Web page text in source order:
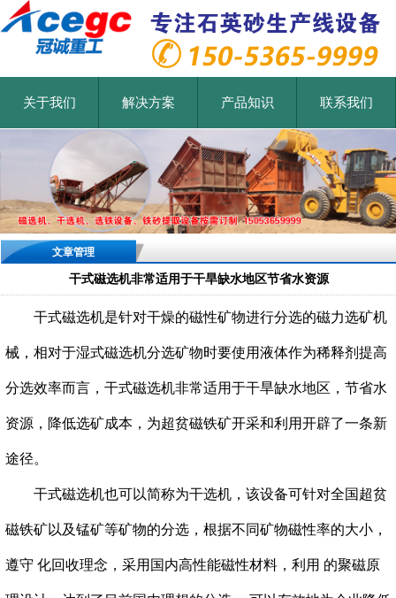
关于我们 解决方案 产品知识 联系我们
文章管理
干式磁选机非常适用于干旱缺水地区节省水资源
干式磁选机是针对干燥的磁性矿物进行分选的磁力选矿机
械，相对于湿式磁选机分选矿物时要使用液体作为稀释剂提高
分选效率而言，干式磁选机非常适用于干旱缺水地区，节省水
资源，降低选矿成本，为超贫磁铁矿开采和利用开辟了一条新
途径。
干式磁选机也可以简称为干选机，该设备可针对全国超贫
磁铁矿以及锰矿等矿物的分选，根据不同矿物磁性率的大小，
遵守 化回收理念，采用国内高性能磁性材料，利用 的聚磁原